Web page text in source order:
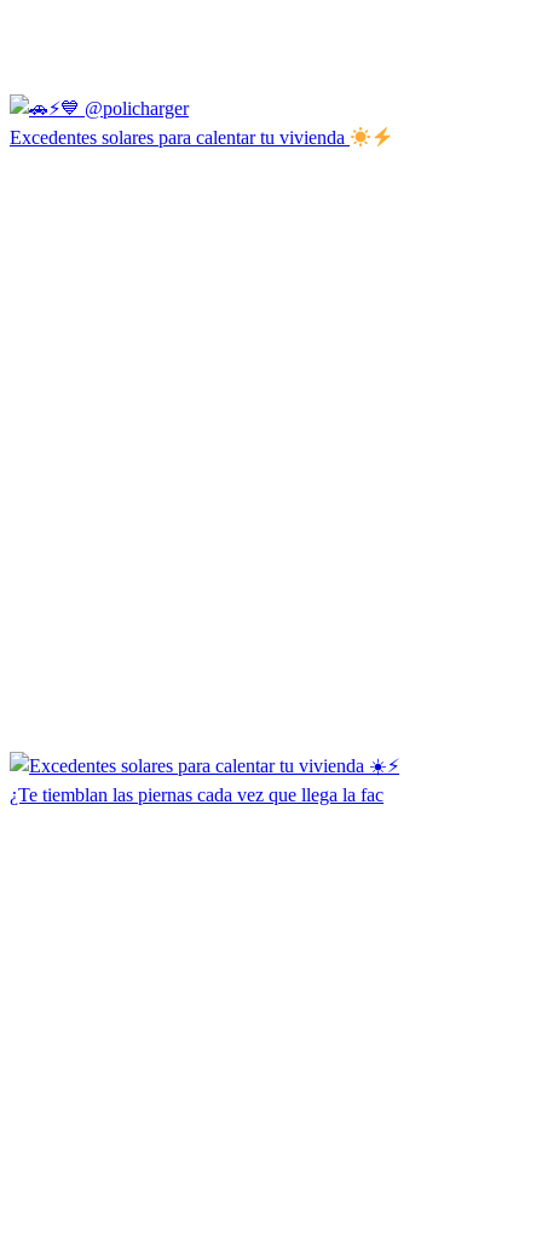
Excedentes solares para calentar tu vivienda
¿Te tiemblan las piernas cada vez que llega la fac